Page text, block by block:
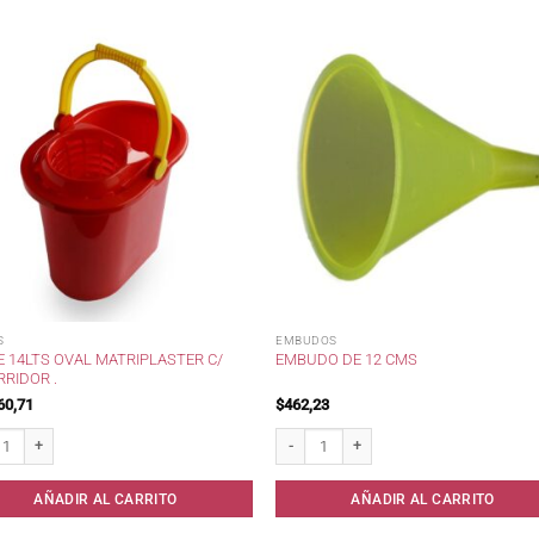
14LTS OVAL MATRIPLASTER C/
.
AÑADIR AL CARRITO
EMBUDOS
EMBUDO DE 12 CMS
$462,23
AÑADIR AL CARRITO